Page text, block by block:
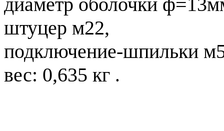
штуцер м22,
подключение-шпильки
вес: 0,635 кг .